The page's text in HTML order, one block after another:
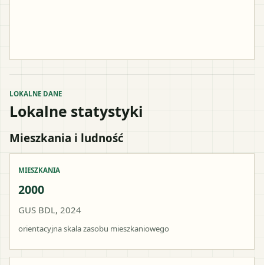
LOKALNE DANE
Lokalne statystyki
Mieszkania i ludność
MIESZKANIA
2000
GUS BDL, 2024
orientacyjna skala zasobu mieszkaniowego